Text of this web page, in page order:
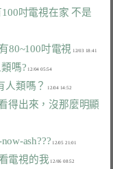
吋電視在家 不是
80~100吋電視
嗎? 12/04 05:54
人類嗎？
得出來，沒那麼明顯
ash???
電視的我